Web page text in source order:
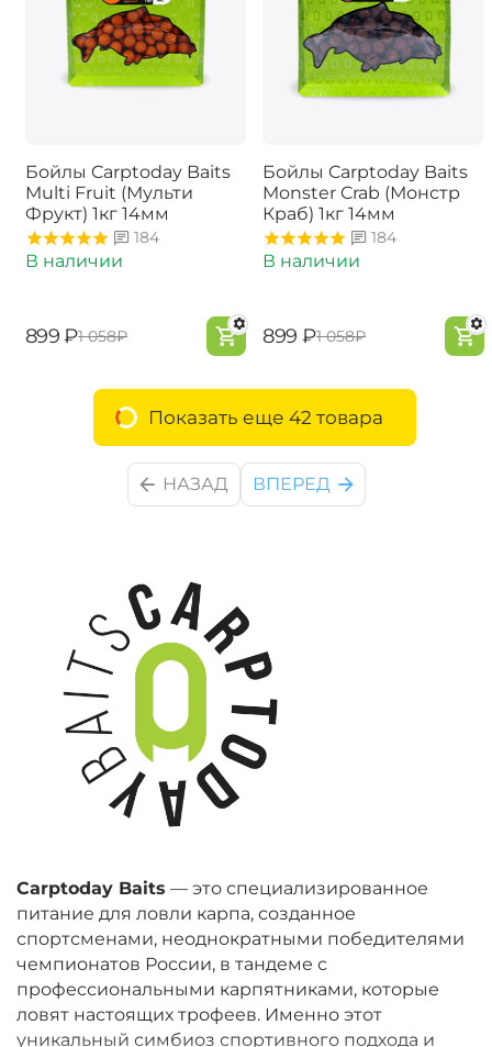
Carptoday Baits — это специализированное
питание для ловли карпа, созданное
спортсменами, неоднократными победителями
чемпионатов России, в тандеме с
профессиональными карпятниками, которые
ловят настоящих трофеев. Именно этот
уникальный симбиоз спортивного подхода и
Бойлы Carptoday Baits
Multi Fruit (Мульти
Фрукт) 1кг 14мм
184
В наличии
‍899‍ ₽‍1 058‍₽
Бойлы Carptoday Baits
Monster Crab (Монстр
Краб) 1кг 14мм
184
В наличии
‍899‍ ₽‍1 058‍₽
Показать еще 42 товара
НАЗАД ВПЕРЕД